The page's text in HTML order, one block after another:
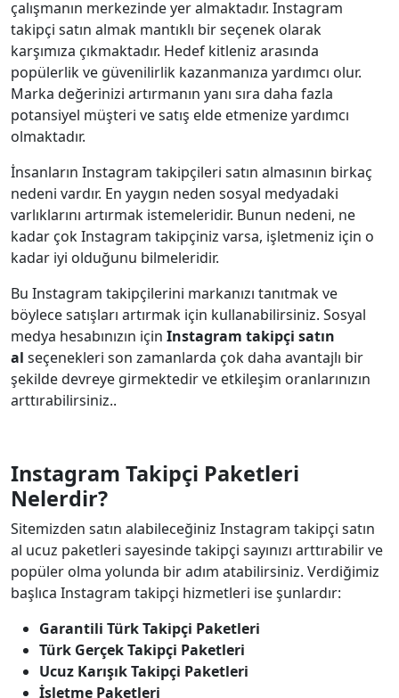
çalışmanın merkezinde yer almaktadır. Instagram
takipçi satın almak mantıklı bir seçenek olarak
karşımıza çıkmaktadır. Hedef kitleniz arasında
popülerlik ve güvenilirlik kazanmanıza yardımcı olur.
Marka değerinizi artırmanın yanı sıra daha fazla
potansiyel müşteri ve satış elde etmenize yardımcı
olmaktadır.
İnsanların Instagram takipçileri satın almasının birkaç
nedeni vardır. En yaygın neden sosyal medyadaki
varlıklarını artırmak istemeleridir. Bunun nedeni, ne
kadar çok Instagram takipçiniz varsa, işletmeniz için o
kadar iyi olduğunu bilmeleridir.
Bu Instagram takipçilerini markanızı tanıtmak ve
böylece satışları artırmak için kullanabilirsiniz. Sosyal
medya hesabınızın için Instagram takipçi satın
al seçenekleri son zamanlarda çok daha avantajlı bir
şekilde devreye girmektedir ve etkileşim oranlarınızın
arttırabilirsiniz..
Instagram Takipçi Paketleri
Nelerdir?
Sitemizden satın alabileceğiniz Instagram takipçi satın
al ucuz paketleri sayesinde takipçi sayınızı arttırabilir ve
popüler olma yolunda bir adım atabilirsiniz. Verdiğimiz
başlıca Instagram takipçi hizmetleri ise şunlardır:
Garantili Türk Takipçi Paketleri
Türk Gerçek Takipçi Paketleri
Ucuz Karışık Takipçi Paketleri
İşletme Paketleri